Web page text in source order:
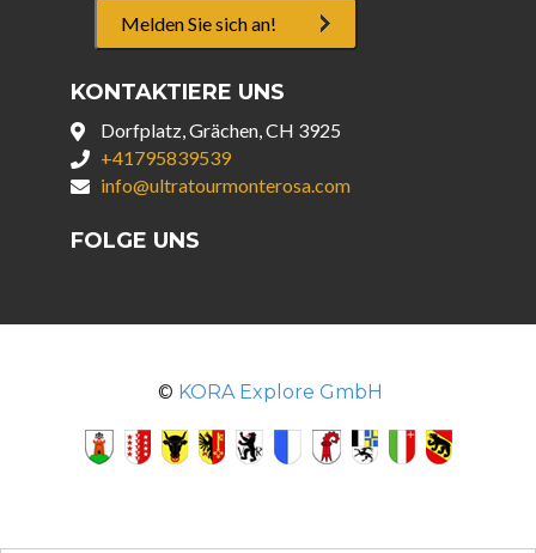
Melden Sie sich an!
KONTAKTIERE UNS
Dorfplatz, Grächen, CH 3925
+41795839539
info@ultratourmonterosa.com
FOLGE UNS
© KORA Explore GmbH